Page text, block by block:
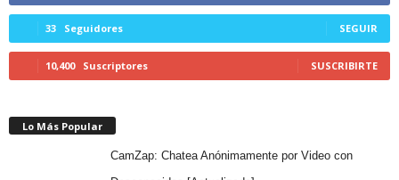
33 Seguidores SEGUIR
10,400 Suscriptores SUSCRIBIRTE
Lo Más Popular
CamZap: Chatea Anónimamente por Video con